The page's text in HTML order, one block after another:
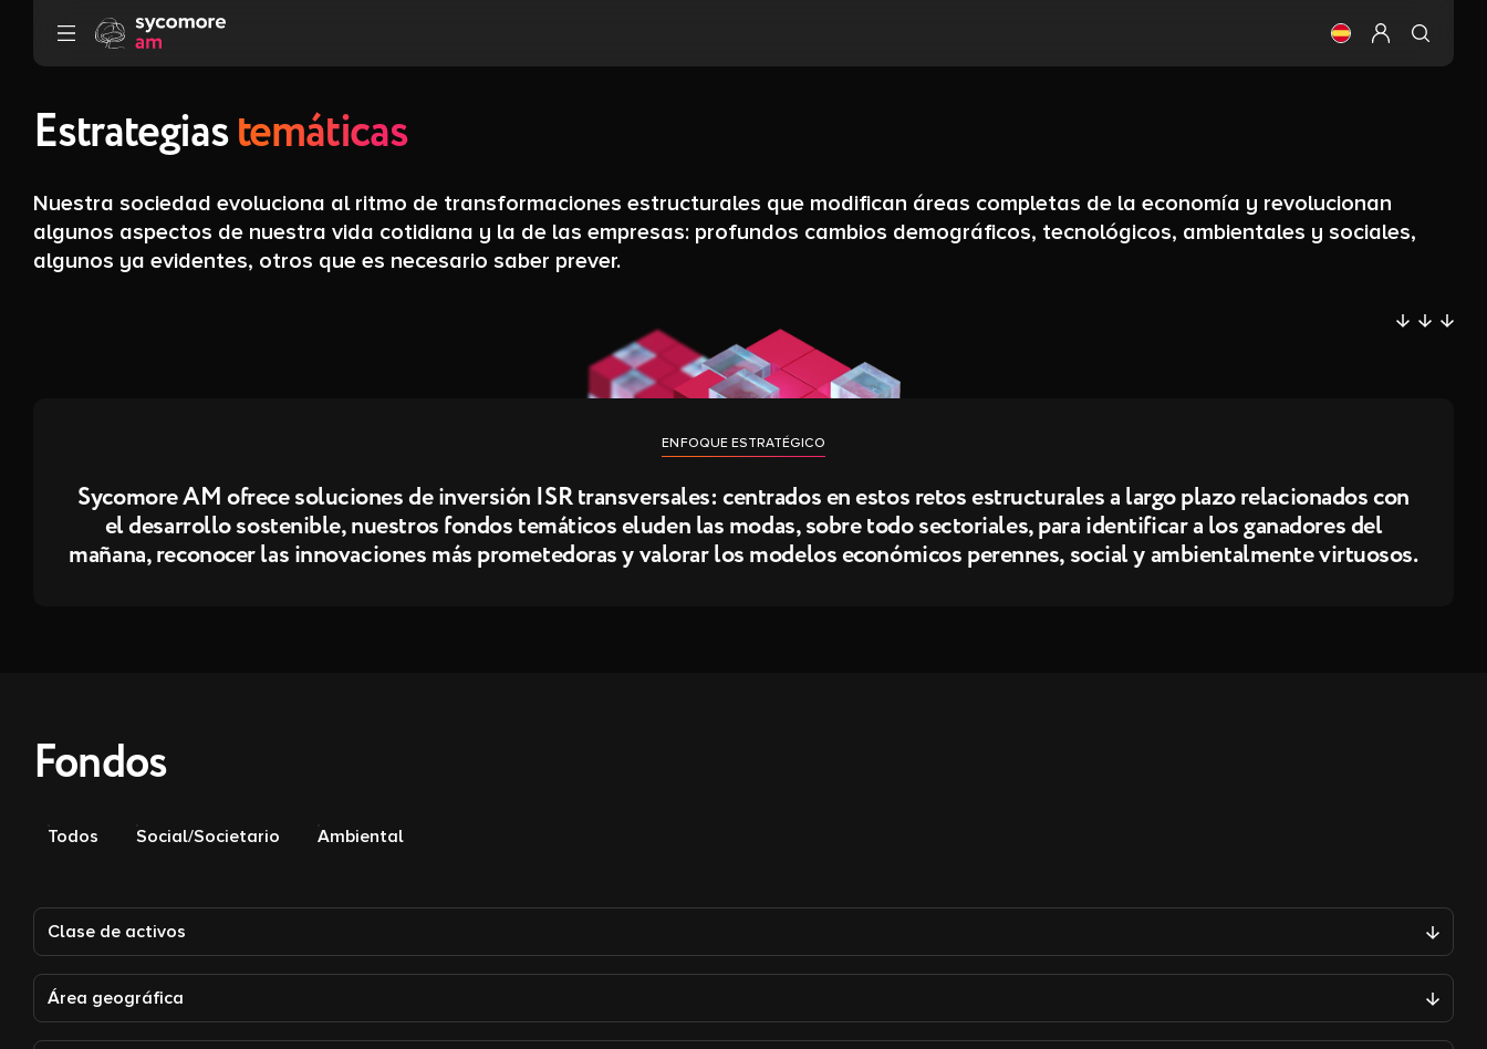
Ir al contenido
Cambia el idioma
Configurar
Estrategias temáticas
Nuestra sociedad evoluciona al ritmo de transformaciones estructurales que modifican áreas completas de la economía y revolucionan
algunos aspectos de nuestra vida cotidiana y la de las empresas: profundos cambios demográficos, tecnológicos, ambientales y sociales,
algunos ya evidentes, otros que es necesario saber prever.
ENFOQUE ESTRATÉGICO
Sycomore AM ofrece soluciones de inversión ISR transversales: centrados en estos retos estructurales a largo plazo relacionados con
el desarrollo sostenible, nuestros fondos temáticos eluden las modas, sobre todo sectoriales, para identificar a los ganadores del
mañana, reconocer las innovaciones más prometedoras y valorar los modelos económicos perennes, social y ambientalmente virtuosos.
Fondos
Todos Social/Societario Ambiental
Clase de activos
Área geográfica